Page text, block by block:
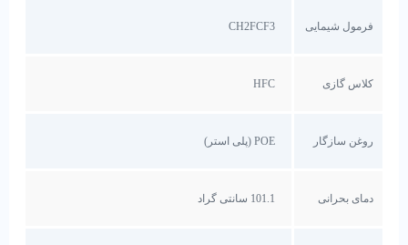
فرمول شیمایی CH2FCF3
کلاس گازی HFC
روغن سازگار POE (پلی استر)
دمای بحرانی 101.1 سانتی گراد